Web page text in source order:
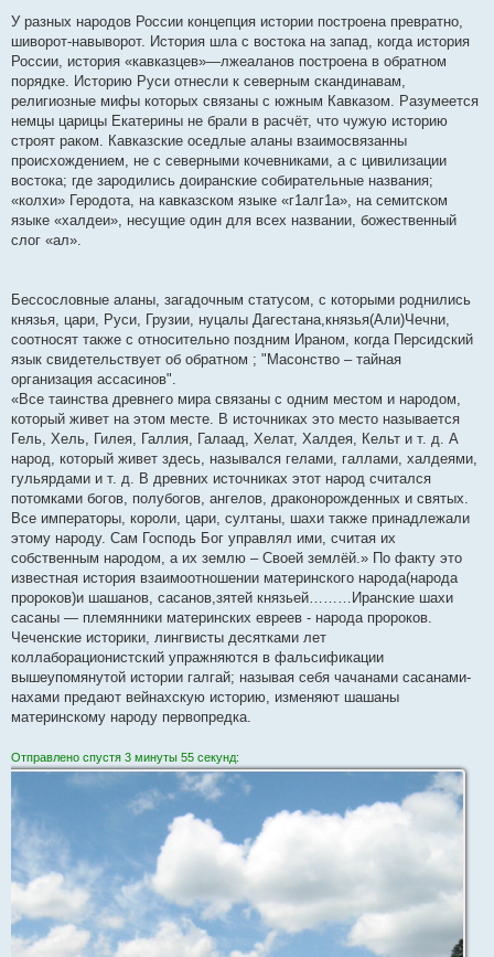
е
н
и
е
У разных народов России концепция истории построена превратно,
шиворот-навыворот. История шла с востока на запад, когда история
России, история «кавказцев»—лжеаланов построена в обратном
порядке. Историю Руси отнесли к северным скандинавам,
религиозные мифы которых связаны с южным Кавказом. Разумеется
немцы царицы Екатерины не брали в расчёт, что чужую историю
строят раком. Кавказские оседлые аланы взаимосвязанны
происхождением, не с северными кочевниками, а с цивилизации
востока; где зародились доиранские собирательные названия;
«колхи» Геродота, на кавказском языке «г1алг1а», на семитском
языке «халдеи», несущие один для всех названии, божественный
слог «ал».
Бессословные аланы, загадочным статусом, с которыми роднились
князья, цари, Руси, Грузии, нуцалы Дагестана,князья(Али)Чечни,
соотносят также с относительно поздним Ираном, когда Персидский
язык свидетельствует об обратном ; "Масонство – тайная
организация ассасинов".
«Все таинства древнего мира связаны с одним местом и народом,
который живет на этом месте. В источниках это место называется
Гель, Хель, Гилея, Галлия, Галаад, Хелат, Халдея, Кельт и т. д. А
народ, который живет здесь, назывался гелами, галлами, халдеями,
гульярдами и т. д. В древних источниках этот народ считался
потомками богов, полубогов, ангелов, драконорожденных и святых.
Все императоры, короли, цари, султаны, шахи также принадлежали
этому народу. Сам Господь Бог управлял ими, считая их
собственным народом, а их землю – Своей землёй.» По факту это
известная история взаимоотношении материнского народа(народа
пророков)и шашанов, сасанов,зятей князьей………Иранские шахи
сасаны — племянники материнских евреев - народа пророков.
Чеченские историки, лингвисты десятками лет
коллаборационистский упражняются в фальсификации
вышеупомянутой истории галгай; называя себя чачанами сасанами-
нахами предают вейнахскую историю, изменяют шашаны
материнскому народу первопредка.
Отправлено спустя 3 минуты 55 секунд: